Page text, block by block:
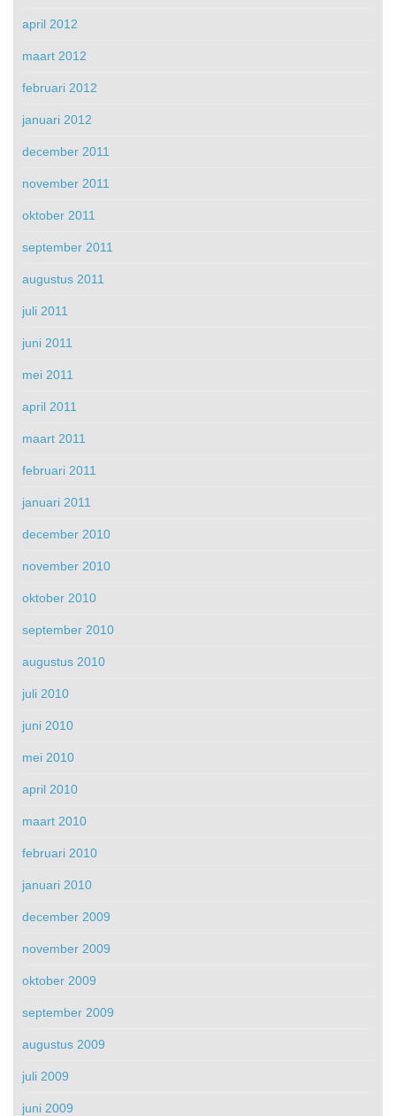
april 2012
maart 2012
februari 2012
januari 2012
december 2011
november 2011
oktober 2011
september 2011
augustus 2011
juli 2011
juni 2011
mei 2011
april 2011
maart 2011
februari 2011
januari 2011
december 2010
november 2010
oktober 2010
september 2010
augustus 2010
juli 2010
juni 2010
mei 2010
april 2010
maart 2010
februari 2010
januari 2010
december 2009
november 2009
oktober 2009
september 2009
augustus 2009
juli 2009
juni 2009